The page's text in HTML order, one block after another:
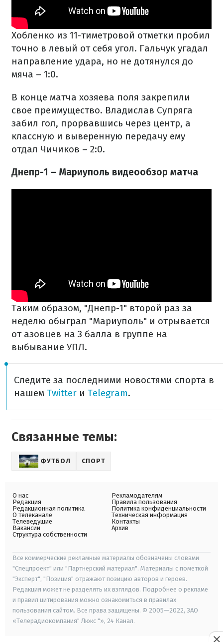
Хобленко из 11-тиметровой отметки пробил
точно в левый от себя угол. Гальчук угадал
направление удара, но не дотянулся до
мяча – 1:0.
В конце матча хозяева поля закрепили
свое преимущество. Владислав Супряга
забил гол, прорвавшись через центр, а
классную и выверенную передачу ему
отдал Чичиков – 2:0.
Днепр-1 – Мариуполь видеообзор матча
Таким образом, "Днепр-1" второй раз за
неделю обыграл "Мариуполь" и отрывается
от азовцев на 3 балла в группе на
выбывание УПЛ.
Следите за последними новостями спорта в
нашем Twitter и Telegram.
Связанные темы:
ФУТБОЛ СПОРТ
О нас
Редакция
Редакционная политика
О телеканале
Телеведущие
Вакансии
Структура собственности
Рекламодателям
Правила пользования
Политика конфиденциальности
Техническая информация
Контакты
Архив
Все коммерческие рекламные материалы обозначены словами
"Спецпроект" или "Партнерский материал". Материалы с пометкой
"Эксперт", "Позиция" отражают позицию авторов и героев.
Редакция может не разделять их взглядов. Подробнее о рекламе
и правил цитирования можно ознакомиться в правилах
пользования сайтом. Все права защищены. © 2005—2022, ЗАО
«Телерадиокомпания" Люкс "», 24 Канал.